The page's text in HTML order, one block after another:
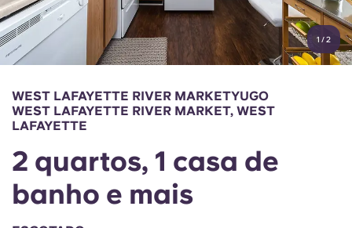
Conta Língua
English (GB)
Español
Selecione um país
Selecione uma residência
Iniciar sessão
Reservar agora
Portuguese
1 /2
WEST LAFAYETTE RIVER MARKETYUGO
WEST LAFAYETTE RIVER MARKET, WEST
LAFAYETTE
2 quartos, 1 casa de
banho e mais